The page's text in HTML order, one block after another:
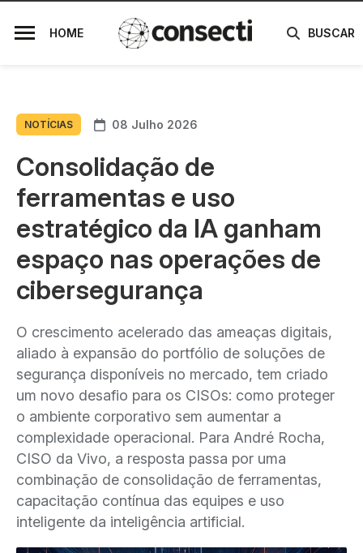
HOME BUSCAR
NOTÍCIAS 08 Julho 2026
Consolidação de
ferramentas e uso
estratégico da IA ganham
espaço nas operações de
cibersegurança
O crescimento acelerado das ameaças digitais,
aliado à expansão do portfólio de soluções de
segurança disponíveis no mercado, tem criado
um novo desafio para os CISOs: como proteger
o ambiente corporativo sem aumentar a
complexidade operacional. Para André Rocha,
CISO da Vivo, a resposta passa por uma
combinação de consolidação de ferramentas,
capacitação contínua das equipes e uso
inteligente da inteligência artificial.